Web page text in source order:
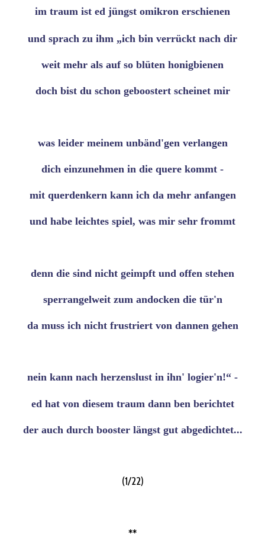
im traum ist ed jüngst omikron erschienen
und sprach zu ihm „ich bin verrückt nach dir
weit mehr als auf so blüten honigbienen
doch bist du schon geboostert scheinet mir
was leider meinem unbänd'gen verlangen
dich einzunehmen in die quere kommt -
mit querdenkern kann ich da mehr anfangen
und habe leichtes spiel, was mir sehr frommt
denn die sind nicht geimpft und offen stehen
sperrangelweit zum andocken die tür'n
da muss ich nicht frustriert von dannen gehen
nein kann nach herzenslust in ihn' logier'n!“ -
ed hat von diesem traum dann ben berichtet
der auch durch booster längst gut abgedichtet...
(1/22)
**